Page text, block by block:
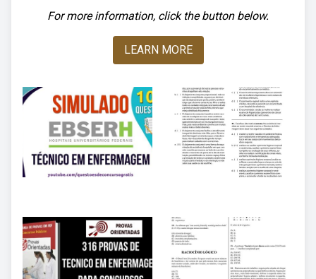
For more information, click the button below.
LEARN MORE